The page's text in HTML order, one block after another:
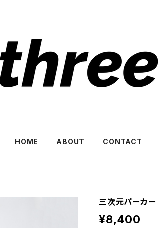
HOME ABOUT CONTACT
三次元パーカー
¥8,400